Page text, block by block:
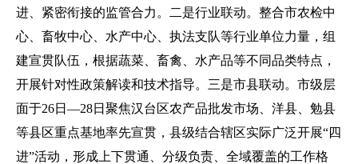
进、紧密衔接的监管合力。二是行业联动。整合市农检中
心、畜牧中心、水产中心、执法支队等行业单位力量，组
建宣贯队伍，根据蔬菜、畜禽、水产品等不同品类特点，
开展针对性政策解读和技术指导。三是市县联动。市级层
面于26日—28日聚焦汉台区农产品批发市场、洋县、勉县
等县区重点基地率先宣贯，县级结合辖区实际广泛开展“四
进”活动，形成上下贯通、分级负责、全域覆盖的工作格